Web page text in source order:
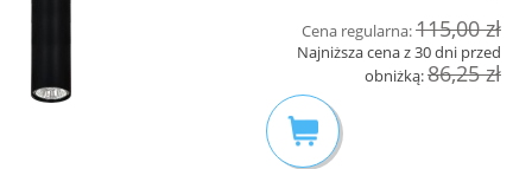
Cena regularna:115,00 zł
Najniższa cena z 30 dni przed
obniżką:86,25 zł